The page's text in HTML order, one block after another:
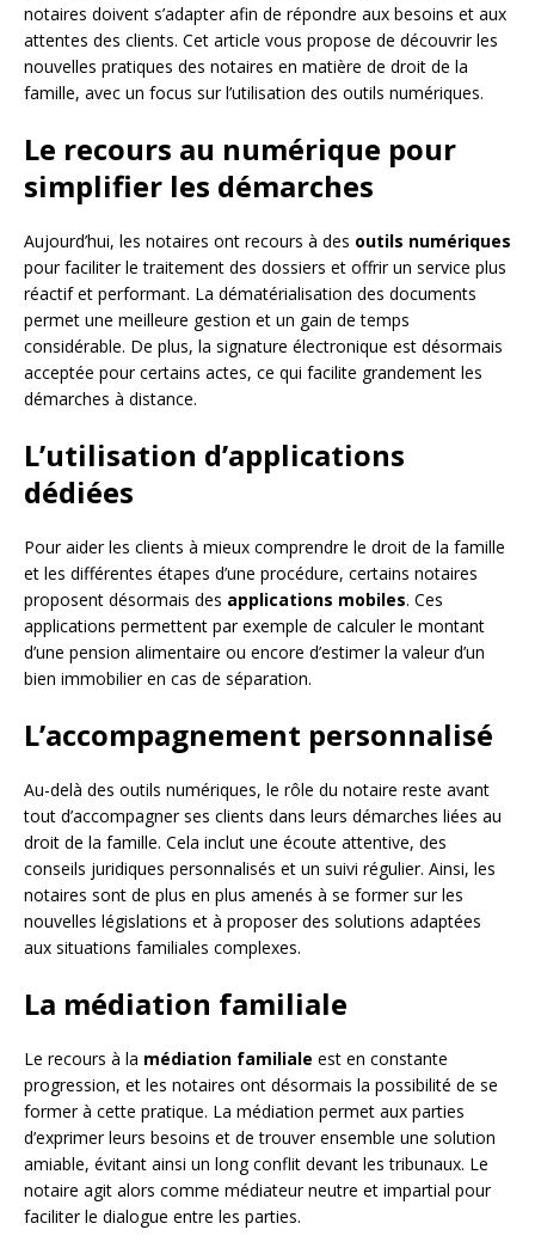
notaires doivent s’adapter afin de répondre aux besoins et aux
attentes des clients. Cet article vous propose de découvrir les
nouvelles pratiques des notaires en matière de droit de la
famille, avec un focus sur l’utilisation des outils numériques.
Le recours au numérique pour
simplifier les démarches
Aujourd’hui, les notaires ont recours à des outils numériques
pour faciliter le traitement des dossiers et offrir un service plus
réactif et performant. La dématérialisation des documents
permet une meilleure gestion et un gain de temps
considérable. De plus, la signature électronique est désormais
acceptée pour certains actes, ce qui facilite grandement les
démarches à distance.
L’utilisation d’applications
dédiées
Pour aider les clients à mieux comprendre le droit de la famille
et les différentes étapes d’une procédure, certains notaires
proposent désormais des applications mobiles. Ces
applications permettent par exemple de calculer le montant
d’une pension alimentaire ou encore d’estimer la valeur d’un
bien immobilier en cas de séparation.
L’accompagnement personnalisé
Au-delà des outils numériques, le rôle du notaire reste avant
tout d’accompagner ses clients dans leurs démarches liées au
droit de la famille. Cela inclut une écoute attentive, des
conseils juridiques personnalisés et un suivi régulier. Ainsi, les
notaires sont de plus en plus amenés à se former sur les
nouvelles législations et à proposer des solutions adaptées
aux situations familiales complexes.
La médiation familiale
Le recours à la médiation familiale est en constante
progression, et les notaires ont désormais la possibilité de se
former à cette pratique. La médiation permet aux parties
d’exprimer leurs besoins et de trouver ensemble une solution
amiable, évitant ainsi un long conflit devant les tribunaux. Le
notaire agit alors comme médiateur neutre et impartial pour
faciliter le dialogue entre les parties.